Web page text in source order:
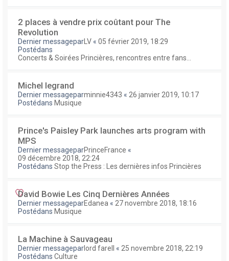
2 places à vendre prix coûtant pour The
Revolution
Dernier messagepar LV « 05 février 2019, 18:29
Postédans
Concerts & Soirées Princières, rencontres entre fans...
Michel legrand
Dernier messageparminnie4343 « 26 janvier 2019, 10:17
Postédans Musique
Prince's Paisley Park launches arts program with
MPS
Dernier messageparPrinceFrance «
09 décembre 2018, 22:24
Postédans Stop the Press : Les dernières infos Princières
David Bowie Les Cinq Dernières Années
Dernier messageparEdanea « 27 novembre 2018, 18:16
Postédans Musique
La Machine à Sauvageau
Dernier messageparlord farell « 25 novembre 2018, 22:19
Postédans Culture